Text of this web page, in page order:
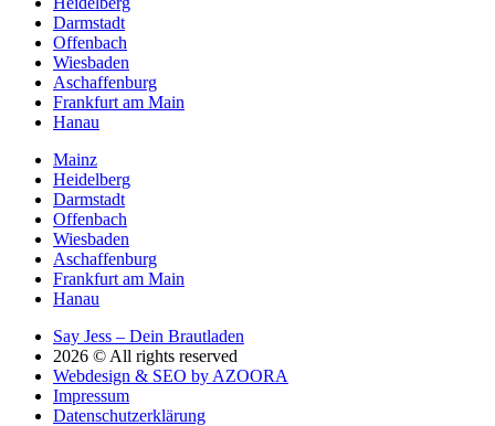
Darmstadt
Offenbach
Wiesbaden
Aschaffenburg
Frankfurt am Main
Hanau
Mainz
Heidelberg
Darmstadt
Offenbach
Wiesbaden
Aschaffenburg
Frankfurt am Main
Hanau
Say Jess – Dein Brautladen
2026 © All rights reserved
Webdesign & SEO by AZOORA
Impressum
Datenschutzerklärung